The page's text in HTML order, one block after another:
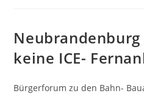
12
keine ICE-
Bürgerforum zu den Bahn-